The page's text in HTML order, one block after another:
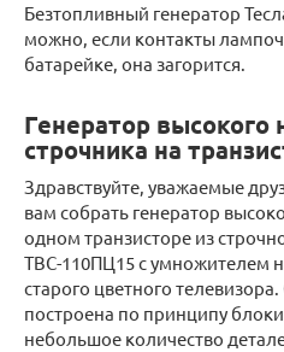
Безтопливный генератор
можно, если контакты
батарейке, она загорится.
Генератор высокого
строчника на
Здравствуйте, уважаемые
вам собрать генератор
одном транзисторе из
ТВС-110ПЦ15 с умножителем
старого цветного
построена по принципу
небольшое количество